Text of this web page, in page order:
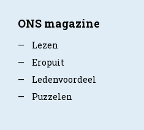
ONS magazine
—
Lezen
—
Eropuit
—
Ledenvoordeel
—
Puzzelen